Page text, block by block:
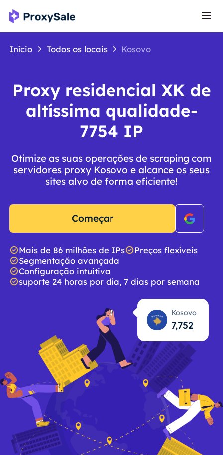
Início Todos os locais Kosovo
Proxy residencial XK de
altíssima qualidade-
7754 IP
Otimize as suas operações de scraping com
servidores proxy Kosovo e alcance os seus
sites alvo de forma eficiente!
Começar
Mais de 86 milhões de IPs
Preços flexíveis
Segmentação avançada
Configuração intuitiva
suporte 24 horas por dia, 7 dias por semana
Kosovo
7,754